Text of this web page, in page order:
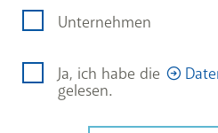
Unternehmen
Ja, ich habe die
gelesen.